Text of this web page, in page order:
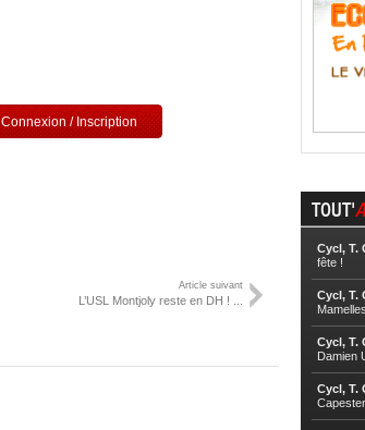
Connexion / Inscription
Article suivant
L’USL Montjoly reste en DH ! ...
TOUT'
Cycl, T.
fête !
Cycl, T.
Mamelles
Cycl, T.
Damien
Cycl, T.